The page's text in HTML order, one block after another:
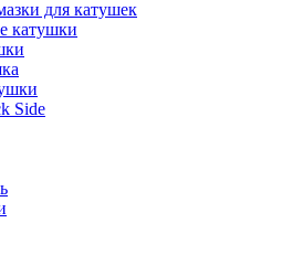
для катушек
катушки
Side